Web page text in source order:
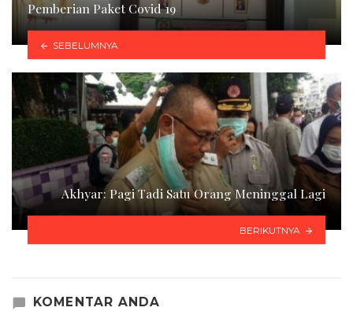
Pemberian Paket Covid 19
SEBELUMNYA
Akhyar: Pagi Tadi Satu Orang Meninggal Lagi
BERIKUTNYA
KOMENTAR ANDA